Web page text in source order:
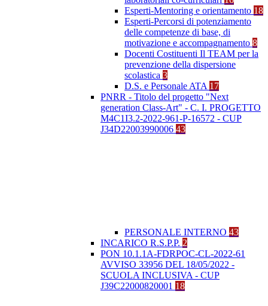
Esperti-Mentoring e orientamento 18
Esperti-Percorsi di potenziamento
delle competenze di base, di
motivazione e accompagnamento 8
Docenti Costituenti Il TEAM per la
prevenzione della dispersione
scolastica 3
D.S. e Personale ATA 17
PNRR - Titolo del progetto "Next
generation Class-Art" - C. I. PROGETTO
M4C1I3.2-2022-961-P-16572 - CUP
J34D22003990006 43
PERSONALE INTERNO 43
INCARICO R.S.P.P. 2
PON 10.1.1A-FDRPOC-CL-2022-61
AVVISO 33956 DEL 18/05/2022 -
SCUOLA INCLUSIVA - CUP
J39C22000820001 18